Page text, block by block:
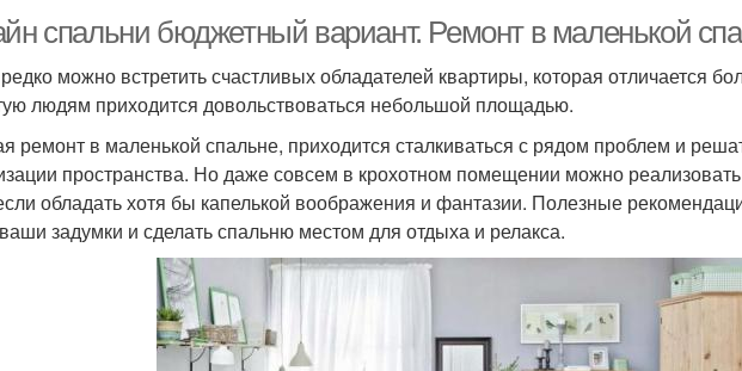
спальни бюджетный вариант. Ремонт в маленькой
можно встретить счастливых обладателей квартиры, которая отличается
людям приходится довольствоваться небольшой площадью.
ремонт в маленькой спальне, приходится сталкиваться с рядом проблем и
пространства. Но даже совсем в крохотном помещении можно
обладать хотя бы капелькой воображения и фантазии. Полезные
задумки и сделать спальню местом для отдыха и релакса.